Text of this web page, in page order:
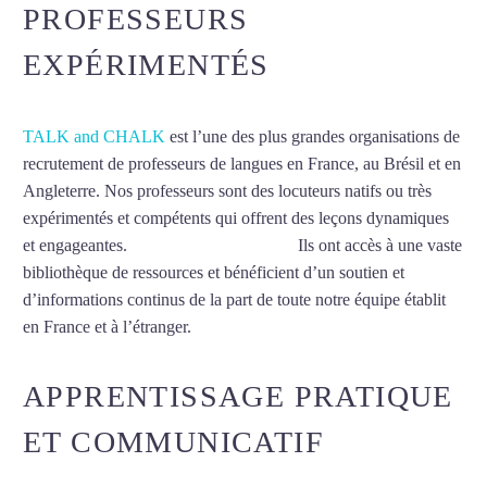
PROFESSEURS
EXPÉRIMENTÉS
TALK and CHALK est l’une des plus grandes organisations de
recrutement de professeurs de langues en France, au Brésil et en
Angleterre. Nos professeurs sont des locuteurs natifs ou très
expérimentés et compétents qui offrent des leçons dynamiques
et engageantes.
Ils ont accès à une vaste
bibliothèque de ressources et bénéficient d’un soutien et
d’informations continus de la part de toute notre équipe établit
en France et à l’étranger.
APPRENTISSAGE PRATIQUE
ET COMMUNICATIF